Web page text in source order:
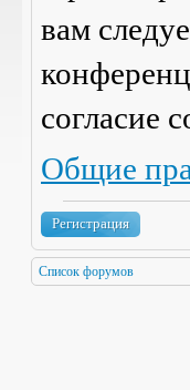
вам
согласие
Общие
Регистрация
Список форумов